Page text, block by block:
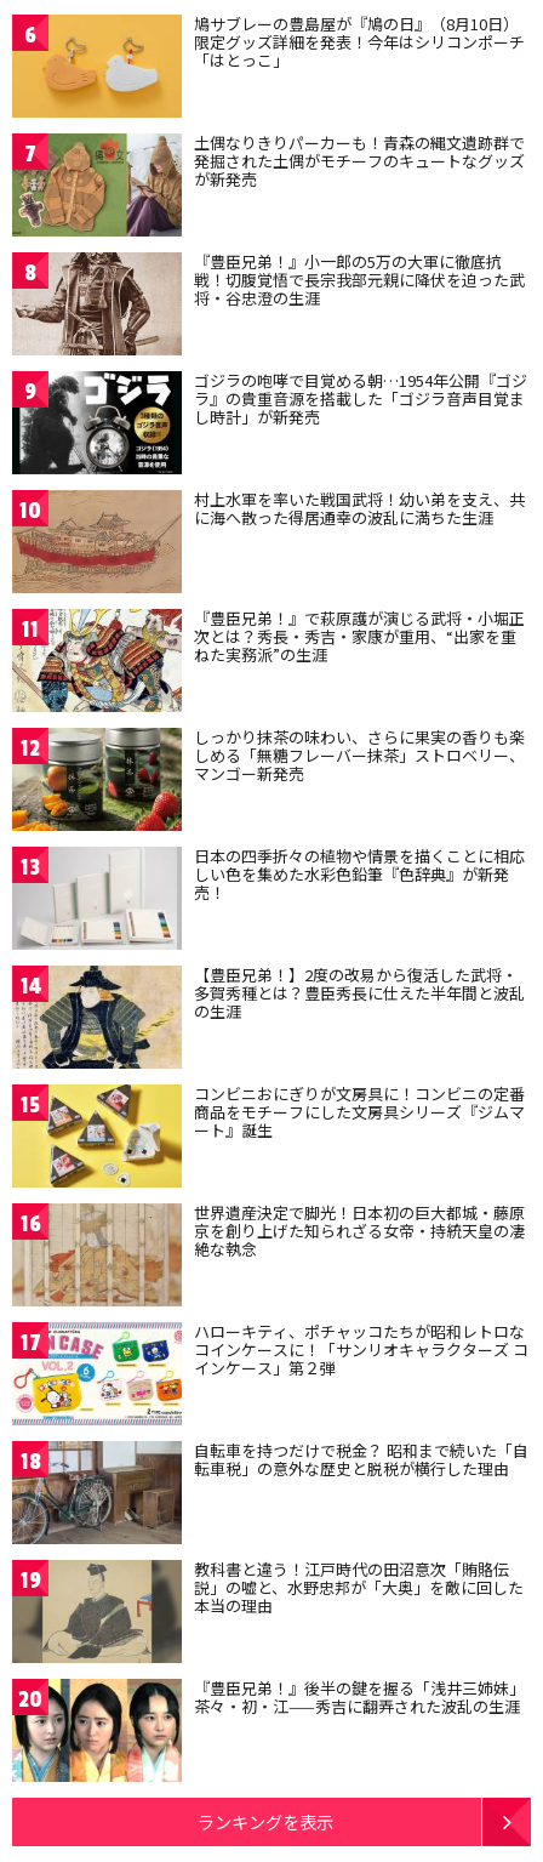
6 鳩サブレーの豊島屋が『鳩の日』（8月10日）
限定グッズ詳細を発表！今年はシリコンポーチ
「はとっこ」
7 土偶なりきりパーカーも！青森の縄文遺跡群で
発掘された土偶がモチーフのキュートなグッズ
が新発売
8 『豊臣兄弟！』小一郎の5万の大軍に徹底抗
戦！切腹覚悟で長宗我部元親に降伏を迫った武
将・谷忠澄の生涯
9 ゴジラの咆哮で目覚める朝…1954年公開『ゴジ
ラ』の貴重音源を搭載した「ゴジラ音声目覚ま
し時計」が新発売
10 村上水軍を率いた戦国武将！幼い弟を支え、共
に海へ散った得居通幸の波乱に満ちた生涯
11 『豊臣兄弟！』で萩原護が演じる武将・小堀正
次とは？秀長・秀吉・家康が重用、“出家を重
ねた実務派”の生涯
12 しっかり抹茶の味わい、さらに果実の香りも楽
しめる「無糖フレーバー抹茶」ストロベリー、
マンゴー新発売
13 日本の四季折々の植物や情景を描くことに相応
しい色を集めた水彩色鉛筆『色辞典』が新発
売！
14 【豊臣兄弟！】2度の改易から復活した武将・
多賀秀種とは？豊臣秀長に仕えた半年間と波乱
の生涯
15 コンビニおにぎりが文房具に！コンビニの定番
商品をモチーフにした文房具シリーズ『ジムマ
ート』誕生
16 世界遺産決定で脚光！日本初の巨大都城・藤原
京を創り上げた知られざる女帝・持統天皇の凄
絶な執念
17 ハローキティ、ポチャッコたちが昭和レトロな
コインケースに！「サンリオキャラクターズ コ
インケース」第２弾
18 自転車を持つだけで税金？ 昭和まで続いた「自
転車税」の意外な歴史と脱税が横行した理由
19 教科書と違う！江戸時代の田沼意次「賄賂伝
説」の嘘と、水野忠邦が「大奥」を敵に回した
本当の理由
20 『豊臣兄弟！』後半の鍵を握る「浅井三姉妹」
茶々・初・江——秀吉に翻弄された波乱の生涯
ランキングを表示